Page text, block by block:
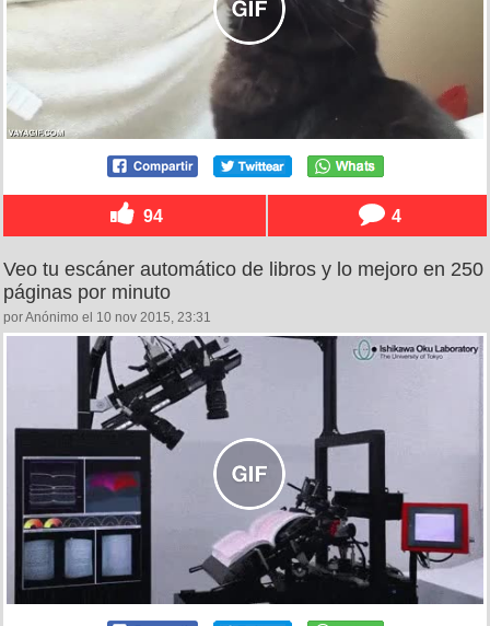
94 4
Veo tu escáner automático de libros y lo mejoro en 250
páginas por minuto
por Anónimo el 10 nov 2015, 23:31